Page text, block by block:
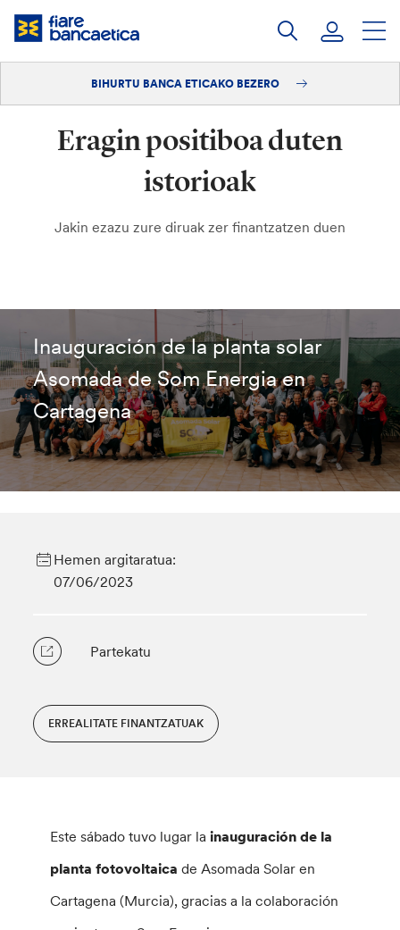
Pasatu
edukia
Bihurtu bezero
BIHURTU BANCA ETICAKO BEZERO
Eragin positiboa duten
istorioak
Jakin ezazu zure diruak zer finantzatzen duen
Inauguración de la planta solar
Asomada de Som Energia en
Cartagena
Hemen argitaratua:
07/06/2023
Partekatu
ERREALITATE FINANTZATUAK
Este sábado tuvo lugar lainauguración de la
planta fotovoltaica de Asomada Solar en
Cartagena (Murcia), gracias a la colaboración